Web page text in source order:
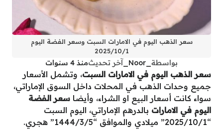
سعر الذهب اليوم في الامارات السبت وسعر الفضة اليوم
2025/10/1
بواسطة آخر تحديثمنذ 4 سنوات
سعر الذهب اليوم في الامارات السبت، وتشمل الأسعار
جميع وحدات الذهب في المحلات داخل السوق الإماراتي،
سواء كانت أسعار البيع او الشراء، وأيضا سعر الفضة
اليوم في الامارات بالدرهم الإماراتي، اليوم السبت
“2025/10/1” ميلادي والموافق “1444/3/5” هجري.